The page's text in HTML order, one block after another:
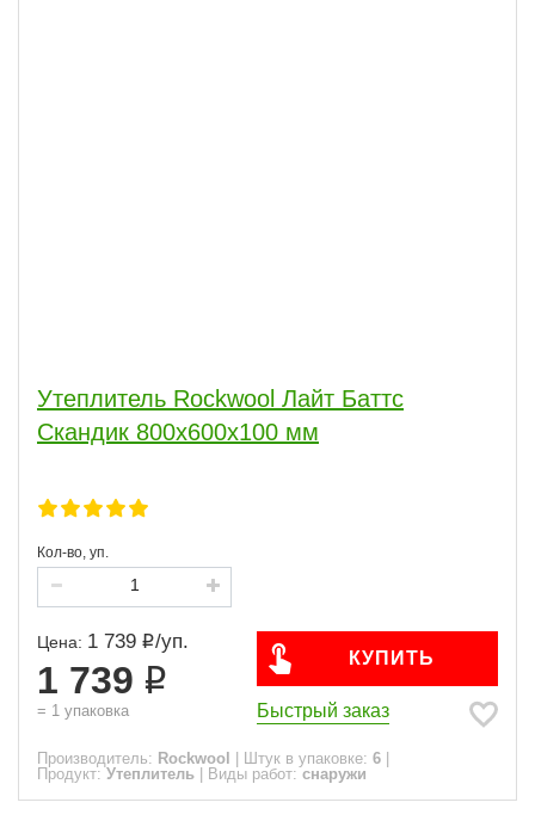
Утеплитель Rockwool Лайт Баттс
Скандик 800х600х100 мм
Кол-во, уп.
Цена: 1 739 /уп.
1 739
= 1 упаковка
КУПИТЬ
Быстрый заказ
Производитель: Rockwool Штук в упаковке: 6
Продукт: Утеплитель Виды работ: снаружи